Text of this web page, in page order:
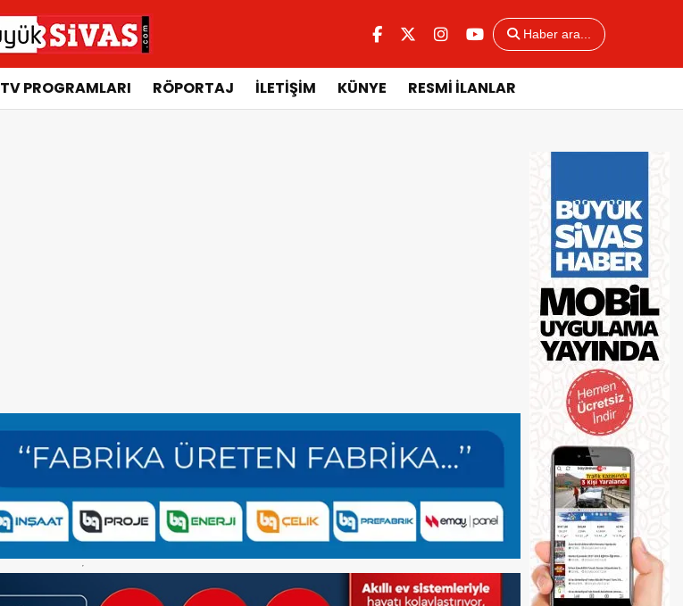
Haber ara...
TV PROGRAMLARI RÖPORTAJ İLETİŞİM KÜNYE RESMİ İLANLAR